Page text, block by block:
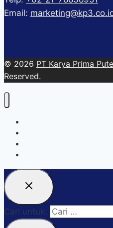
Email:
© 2026 PT Karya Prima
Reserved.
Cari untuk: